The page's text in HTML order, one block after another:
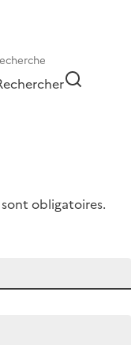
obligatoires.